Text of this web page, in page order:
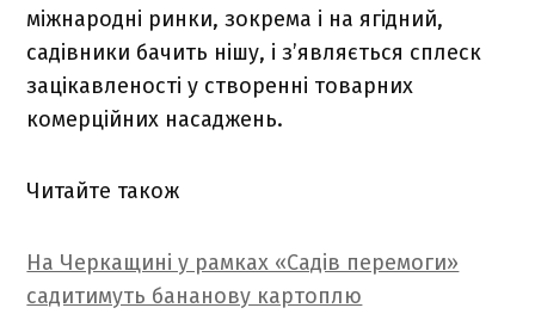
міжнародні ринки, зокрема і на ягідний,
садівники бачить нішу, і з’являється сплеск
зацікавленості у створенні товарних
комерційних насаджень.
Читайте також
На Черкащині у рамках «Садів перемоги»
садитимуть бананову картоплю